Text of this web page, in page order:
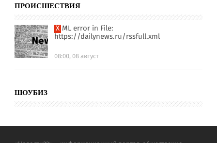
ПРОИСШЕСТВИЯ
XML error in File:
https://dailynews.ru/rssfull.xml
08:00, 08 август
ШОУБИЗ